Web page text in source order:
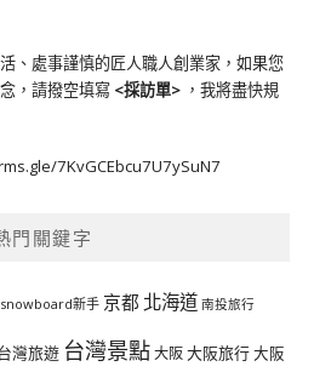
、處事謹慎的匠人職人創業家，如果您
，請撥空填寫 <採訪單> ，我將盡快規
7KvGCEbcu7U7ySuN7
門關鍵字
snowboard新手 京都 北海道 南投旅行
灣旅遊 台灣景點大阪大阪旅行大阪